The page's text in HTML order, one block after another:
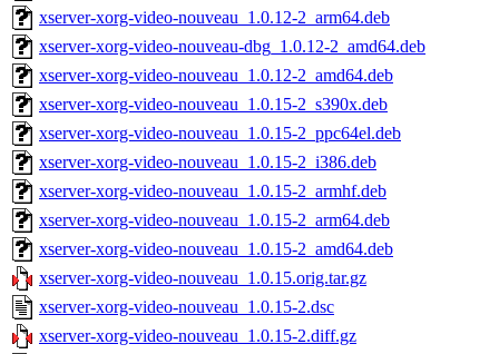
xserver-xorg-video-nouveau_1.0.12-2_arm64.deb
xserver-xorg-video-nouveau-dbg_1.0.12-2_amd64.deb
xserver-xorg-video-nouveau_1.0.12-2_amd64.deb
xserver-xorg-video-nouveau_1.0.15-2_s390x.deb
xserver-xorg-video-nouveau_1.0.15-2_ppc64el.deb
xserver-xorg-video-nouveau_1.0.15-2_i386.deb
xserver-xorg-video-nouveau_1.0.15-2_armhf.deb
xserver-xorg-video-nouveau_1.0.15-2_arm64.deb
xserver-xorg-video-nouveau_1.0.15-2_amd64.deb
xserver-xorg-video-nouveau_1.0.15.orig.tar.gz
xserver-xorg-video-nouveau_1.0.15-2.dsc
xserver-xorg-video-nouveau_1.0.15-2.diff.gz